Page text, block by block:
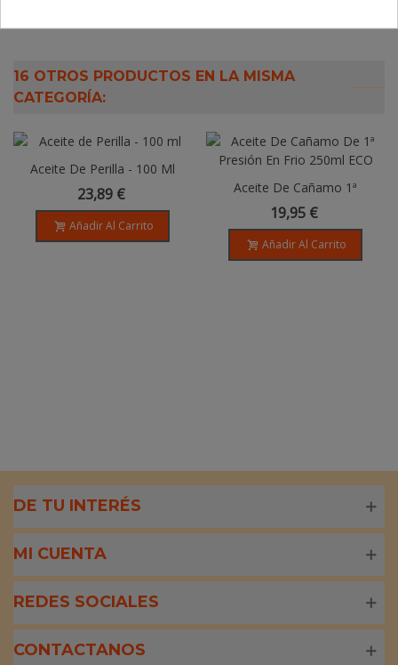
16 OTROS PRODUCTOS EN LA MISMA
CATEGORÍA:
Aceite De Perilla - 100 Ml
23,89 €
Añadir Al Carrito
Aceite De Cañamo 1ª
Presion En Frio - 250ml
19,95 €
Añadir Al Carrito
DE TU INTERÉS
MI CUENTA
REDES SOCIALES
CONTACTANOS